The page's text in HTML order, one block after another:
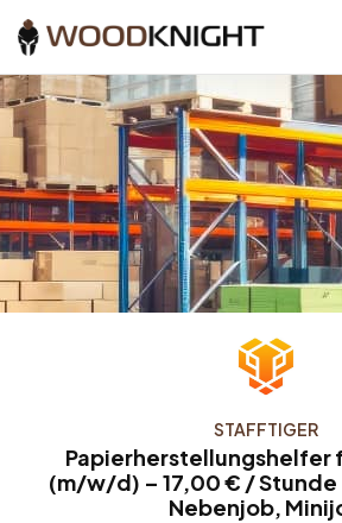
STAFFTIGER
Papierherstellungshelfer
(m/w/d) – 17,00 € /
Nebenjob,